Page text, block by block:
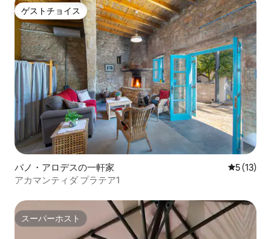
ゲストチョイス
ゲストチョイス
パノ・アロデスの一軒家 レビュー
5 (13)
アカマンティダ プラテア1
スーパーホスト
スーパーホスト